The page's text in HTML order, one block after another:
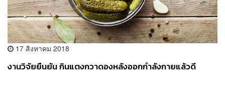
17 สิงหาคม 2018
งานวิจัยยืนยัน กินแตงกวาดองหลังออกกำลังกายแล้วดี